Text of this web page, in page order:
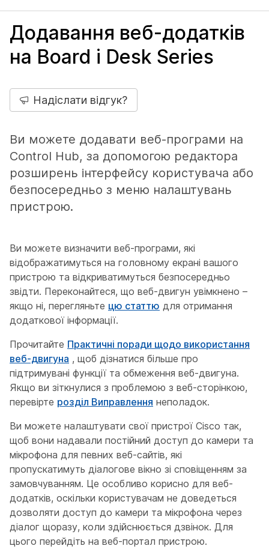
Додавання веб-додатків
на Board і Desk Series
Надіслати відгук?
Ви можете додавати веб-програми на
Control Hub, за допомогою редактора
розширень інтерфейсу користувача або
безпосередньо з меню налаштувань
пристрою.
Ви можете визначити веб-програми, які
відображатимуться на головному екрані вашого
пристрою та відкриватимуться безпосередньо
звідти. Переконайтеся, що веб-двигун увімкнено –
якщо ні, перегляньте цю статтю для отримання
додаткової інформації.
Прочитайте Практичні поради щодо використання
веб-двигуна , щоб дізнатися більше про
підтримувані функції та обмеження веб-двигуна.
Якщо ви зіткнулися з проблемою з веб-сторінкою,
перевірте розділ Виправлення неполадок.
Ви можете налаштувати свої пристрої Cisco так,
щоб вони надавали постійний доступ до камери та
мікрофона для певних веб-сайтів, які
пропускатимуть діалогове вікно зі сповіщенням за
замовчуванням. Це особливо корисно для веб-
додатків, оскільки користувачам не доведеться
дозволяти доступ до камери та мікрофона через
діалог щоразу, коли здійснюється дзвінок. Для
цього перейдіть на веб-портал пристрою.